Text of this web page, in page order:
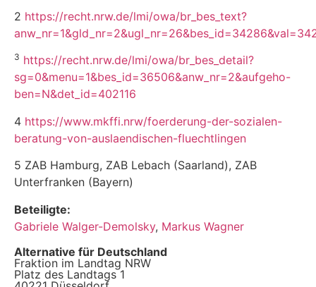
2 https://recht.nrw.de/lmi/owa/br_bes_text?
3 https://recht.nrw.de/lmi/owa/br_bes_detail?
sg=0&menu=1&bes_id=36506&anw_nr=2&aufgeho-
ben=N&det_id=402116
4 https://www.mkffi.nrw/foerderung-der-sozialen-
beratung-von-auslaendischen-fluechtlingen
5 ZAB Hamburg, ZAB Lebach (Saarland), ZAB
Unterfranken (Bayern)
Beteiligte:
Gabriele Walger-Demolsky, Markus Wagner
Alternative für Deutschland
Fraktion im Landtag NRW
Platz des Landtags 1